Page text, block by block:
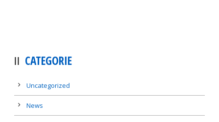
CATEGORIE
Uncategorized
News